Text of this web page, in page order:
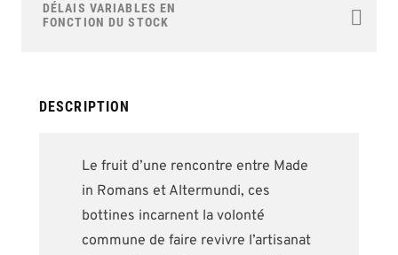
beginning
gallery
DÉLAIS VARIABLES EN
FONCTION DU STOCK
DESCRIPTION
Le fruit d’une rencontre entre Made
in Romans et Altermundi, ces
bottines incarnent la volonté
commune de faire revivre l’artisanat